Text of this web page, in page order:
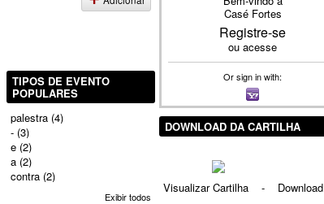
TIPOS DE EVENTO
POPULARES
palestra (4)
- (3)
e (2)
a (2)
contra (2)
Exibir todos
Casé Fortes
Registre-se
ou acesse
Or sign in with:
DOWNLOAD DA CARTILHA
Visualizar Cartilha - Download